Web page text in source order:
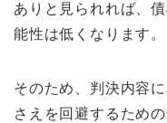
ありと見られれば、
能性は低くなります。
そのため、判決内容
さえを回避するため